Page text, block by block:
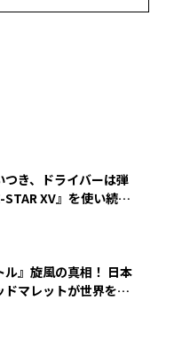
つき、ドライバーは弾
XV』を使い続け
』旋風の真相！ 日本
マレットが世界を席